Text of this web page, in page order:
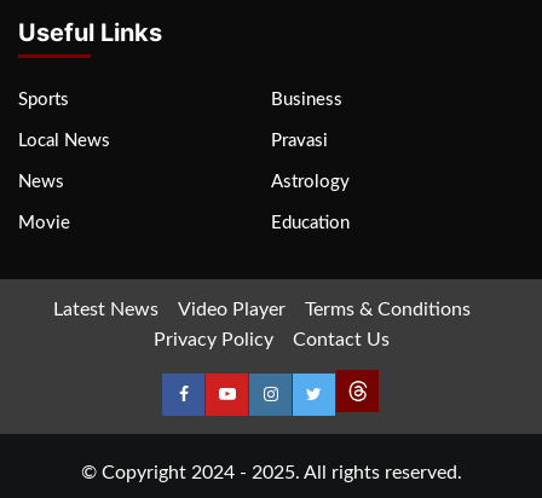
Useful Links
Sports Business
Local News Pravasi
News Astrology
Movie Education
Latest News Video Player
Terms & Conditions
Privacy Policy
Contact Us
© Copyright 2024 - 2025. All rights reserved.